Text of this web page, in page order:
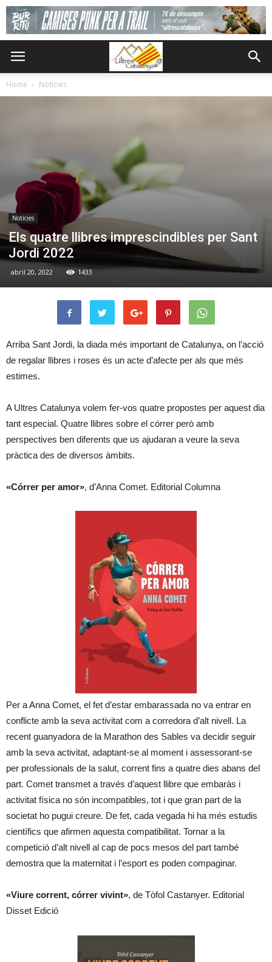
Home Notícies
Notícies
Els quatre llibres imprescindibles per Sant
Jordi 2022
abril 20, 2022 1433
Arriba Sant Jordi, la diada més important de Catalunya, on l’acció
de regalar llibres i roses és un acte d’afecte per als que més
estimes.
A Ultres Catalunya volem fer-vos quatre propostes per aquest dia
tant especial. Quatre llibres sobre el córrer però amb
perspectives ben diferents que us ajudaran a veure la seva
pràctica des de diversos àmbits.
«Córrer per amor», d’Anna Comet. Editorial Columna
Per a Anna Comet, el fet d’estar embarassada no va entrar en
conflicte amb la seva activitat com a corredora d’alt nivell. La
recent guanyadora de la Marathon des Sables va decidir seguir
amb la seva activitat, adaptant-se al moment i assessorant-se
per professionals de la salut, corrent fins a quatre dies abans del
part. Comet transmet a través d’aquest llibre que embaràs i
activitat física no són incompatibles, tot i que gran part de la
societat ho pugui creure. De fet, cada vegada hi ha més estudis
científics que afirmen aquesta compatibilitat. Tornar a la
competició d’alt nivell al cap de pocs mesos del part també
demostra que la maternitat i l’esport es poden compaginar.
«Viure corrent, córrer vivint», de Tòfol Castanyer. Editorial
Disset Edició